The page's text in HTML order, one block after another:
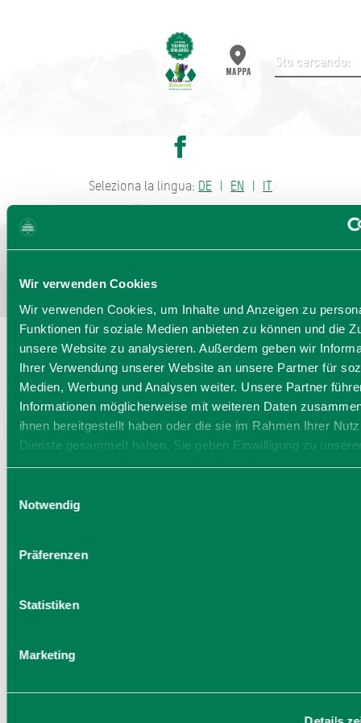
Wir verwenden Cookies
Wir verwenden Cookies, um Inhalte und Anzeigen zu
Funktionen für soziale Medien anbieten zu können und die
unsere Website zu analysieren. Außerdem geben wir
Ihrer Verwendung unserer Website an unsere Partner für
Medien, Werbung und Analysen weiter. Unsere Partner
Informationen möglicherweise mit weiteren Daten
ihnen bereitgestellt haben oder die sie im Rahmen Ihrer
Dienste gesammelt haben. Sie geben Einwilligung zu
Cookies, wenn Sie unsere Webseite weiterhin nutzen.
Notwendig
Präferenzen
Statistiken
Marketing
Seleziona la lingua: DE EN IT
Bayern - traditionell anders
MAPPA
Invia ricerca